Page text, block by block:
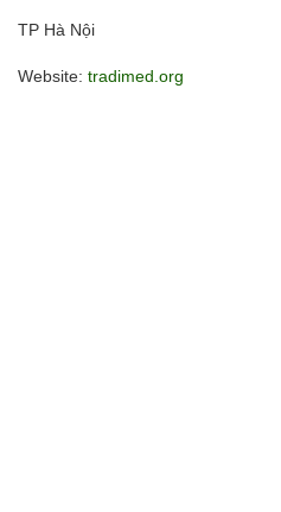
TP Hà Nội
Website: tradimed.org